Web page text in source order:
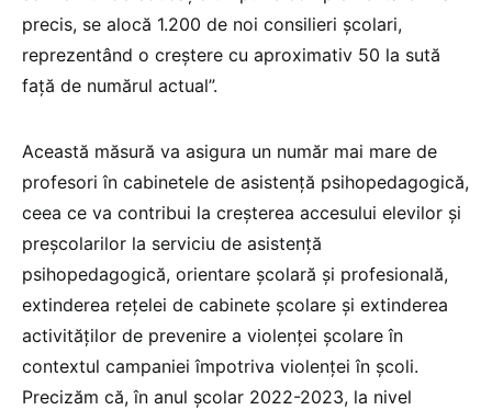
precis, se alocă 1.200 de noi consilieri școlari,
reprezentând o creștere cu aproximativ 50 la sută
față de numărul actual”.
Această măsură va asigura un număr mai mare de
profesori în cabinetele de asistență psihopedagogică,
ceea ce va contribui la creșterea accesului elevilor și
preșcolarilor la serviciu de asistență
psihopedagogică, orientare școlară și profesională,
extinderea rețelei de cabinete școlare și extinderea
activităților de prevenire a violenței școlare în
contextul campaniei împotriva violenței în școli.
Precizăm că, în anul școlar 2022-2023, la nivel